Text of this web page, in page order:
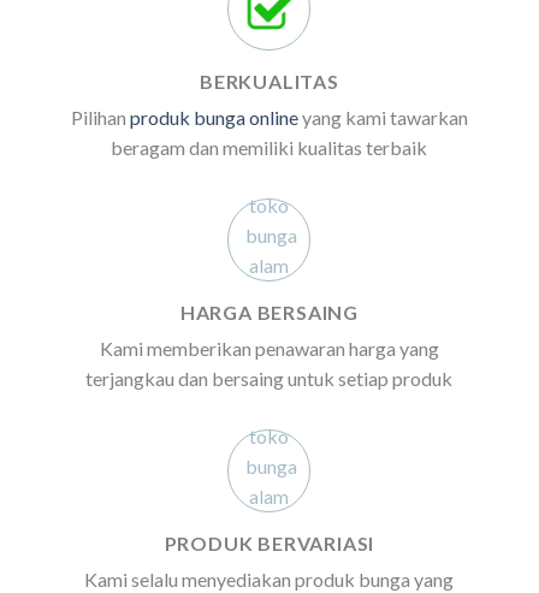
BERKUALITAS
Pilihan produk bunga onlineyang kami tawarkan
beragam dan memiliki kualitas terbaik
HARGA BERSAING
Kami memberikan penawaran harga yang
terjangkau dan bersaing untuk setiap produk
PRODUK BERVARIASI
Kami selalu menyediakan produk bunga yang